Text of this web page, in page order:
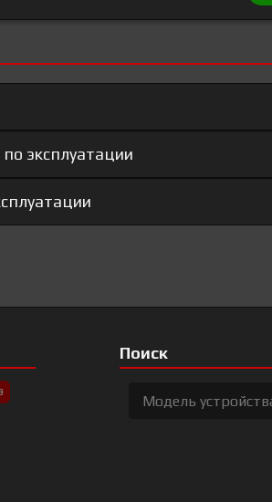
эксплуатации
Поиск